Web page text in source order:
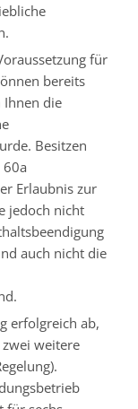
für
bereits
Ihnen die
Besitzen
60a
Erlaubnis zur
jedoch nicht
auch nicht die
erfolgreich ab,
weitere